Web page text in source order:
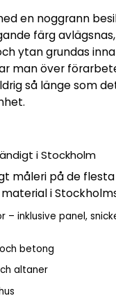
en noggrann
färg
ytan grundas
man över
så länge som
i Stockholm
måleri på de
i
– inklusive panel,
betong
altaner